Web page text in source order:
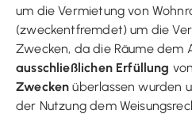
um die Vermietung von
(zweckentfremdet) um die
Zwecken, da die Räume dem
ausschließlichen Erfüllung
Zwecken überlassen wurden
der Nutzung dem